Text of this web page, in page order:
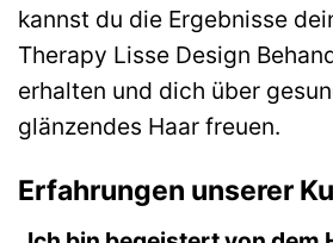
kannst du die Ergebnisse
Therapy Lisse Design
erhalten und dich über
glänzendes Haar freuen.
Erfahrungen unserer